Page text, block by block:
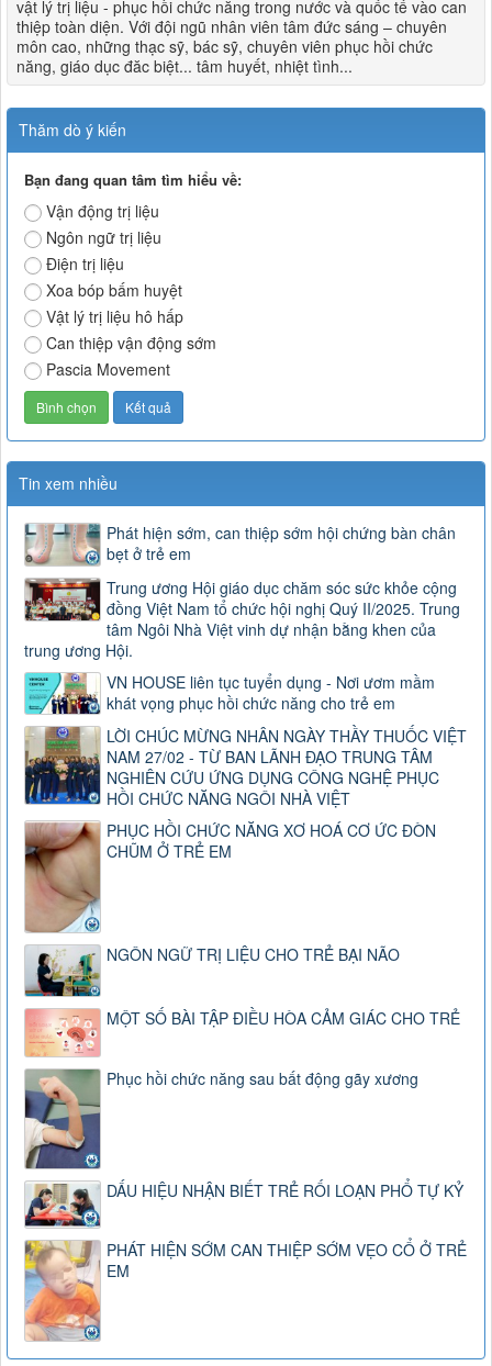
vật lý trị liệu - phục hồi chức năng trong nước và quốc tế vào can
thiệp toàn diện. Với đội ngũ nhân viên tâm đức sáng – chuyên
môn cao, những thạc sỹ, bác sỹ, chuyên viên phục hồi chức
năng, giáo dục đăc biệt... tâm huyết, nhiệt tình...
Thăm dò ý kiến
Bạn đang quan tâm tìm hiểu về:
Vận động trị liệu
Ngôn ngữ trị liệu
Điện trị liệu
Xoa bóp bấm huyệt
Vật lý trị liệu hô hấp
Can thiệp vận động sớm
Pascia Movement
Tin xem nhiều
Phát hiện sớm, can thiệp sớm hội chứng bàn chân
bẹt ở trẻ em
Trung ương Hội giáo dục chăm sóc sức khỏe cộng
đồng Việt Nam tổ chức hội nghị Quý II/2025. Trung
tâm Ngôi Nhà Việt vinh dự nhận bằng khen của
trung ương Hội.
VN HOUSE liên tục tuyển dụng - Nơi ươm mầm
khát vọng phục hồi chức năng cho trẻ em
LỜI CHÚC MỪNG NHÂN NGÀY THẦY THUỐC VIỆT
NAM 27/02 - TỪ BAN LÃNH ĐẠO TRUNG TÂM
NGHIÊN CỨU ỨNG DỤNG CÔNG NGHỆ PHỤC
HỒI CHỨC NĂNG NGÔI NHÀ VIỆT
PHỤC HỒI CHỨC NĂNG XƠ HOÁ CƠ ỨC ĐÒN
CHŨM Ở TRẺ EM
NGÔN NGỮ TRỊ LIỆU CHO TRẺ BẠI NÃO
MỘT SỐ BÀI TẬP ĐIỀU HÒA CẢM GIÁC CHO TRẺ
Phục hồi chức năng sau bất động gãy xương
DẤU HIỆU NHẬN BIẾT TRẺ RỐI LOẠN PHỔ TỰ KỶ
PHÁT HIỆN SỚM CAN THIỆP SỚM VẸO CỔ Ở TRẺ
EM